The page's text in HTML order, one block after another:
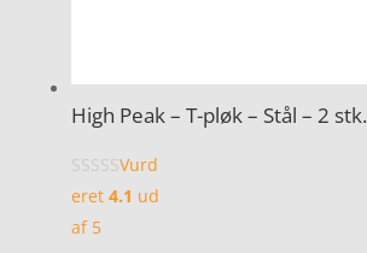
High Peak – T-pløk – Stål – 2 stk.
Vurd
eret 4.1 ud
af 5